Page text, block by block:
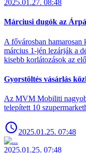
2025.01.27. 08:48
Márciusi dugók az
A fővárosban
március 1-jén lezárják a
kisebb korlátozások az
Gyorstöltés vásárlás
Az MVM Mobiliti
telepített 10
2025.01.25. 07:48
2025.01.25. 07:48